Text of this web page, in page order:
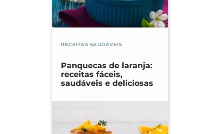
RECEITAS SAUDÁVEIS
Panquecas de laranja:
receitas fáceis,
saudáveis e deliciosas